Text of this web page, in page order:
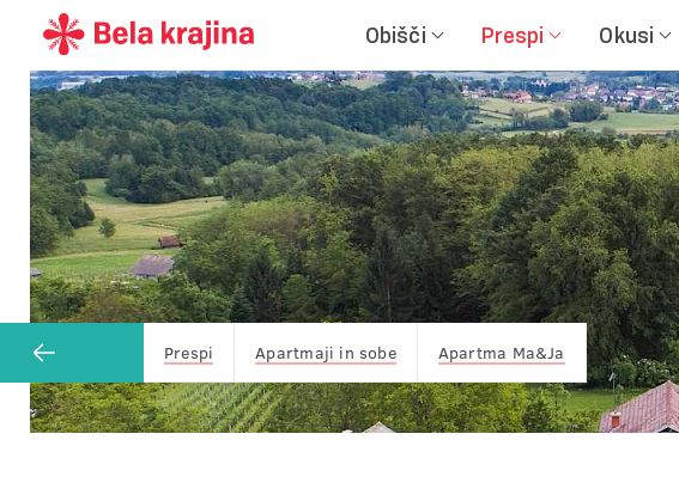
Obišči Prespi Okusi
Prespi Apartmaji in sobe Apartma Ma&Ja